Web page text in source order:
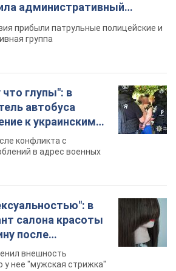
административный
прибыли патрульные полицейские и
группа
глупы": в
автобуса
к украинским
за это.
конфликта с
в адрес военных
в
салона красоты
после
скандал.
внешность
у нее "мужская стрижка"